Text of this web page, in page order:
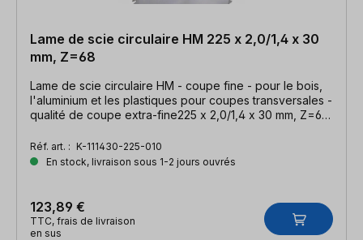
Lame de scie circulaire HM 225 x 2,0/1,4 x 30
mm, Z=68
Lame de scie circulaire HM - coupe fine - pour le bois,
l'aluminium et les plastiques pour coupes transversales -
qualité de coupe extra-fine225 x 2,0/1,4 x 30 mm, Z=68
Réf. art. : K-111430-225-010
En stock, livraison sous 1-2 jours ouvrés
123,89 €
TTC, frais de livraison
en sus